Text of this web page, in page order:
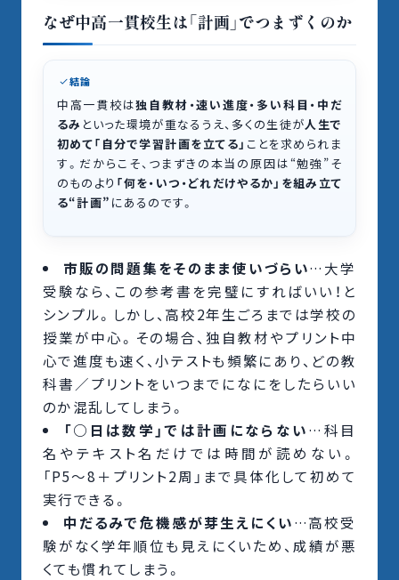
なぜ中高一貫校生は「計画」でつまずくのか
結論
中高一貫校は独自教材・速い進度・多い科目・中だ
るみ といった環境が重なるうえ、多くの生徒が人生で
初めて「自分で学習計画を立てる」 ことを求められま
す。だからこそ、つまずきの本当の原因は“勉強”そ
のものより 「何を・いつ・どれだけやるか」を組み立て
る“計画” にあるのです。
市販の問題集をそのまま使いづらい…大学
受験なら、この参考書を完璧にすればいい！と
シンプル。しかし、高校2年生ごろまでは学校の
授業が中心。その場合、独自教材やプリント中
心で進度も速く、小テストも頻繁にあり、どの教
科書／プリントをいつまでになにをしたらいい
のか混乱してしまう。
「○日は数学」では計画にならない…科目
名やテキスト名だけでは時間が読めない。
「P5〜8＋プリント2周」まで具体化して初めて
実行できる。
中だるみで危機感が芽生えにくい…高校受
験がなく学年順位も見えにくいため、成績が悪
くても慣れてしまう。